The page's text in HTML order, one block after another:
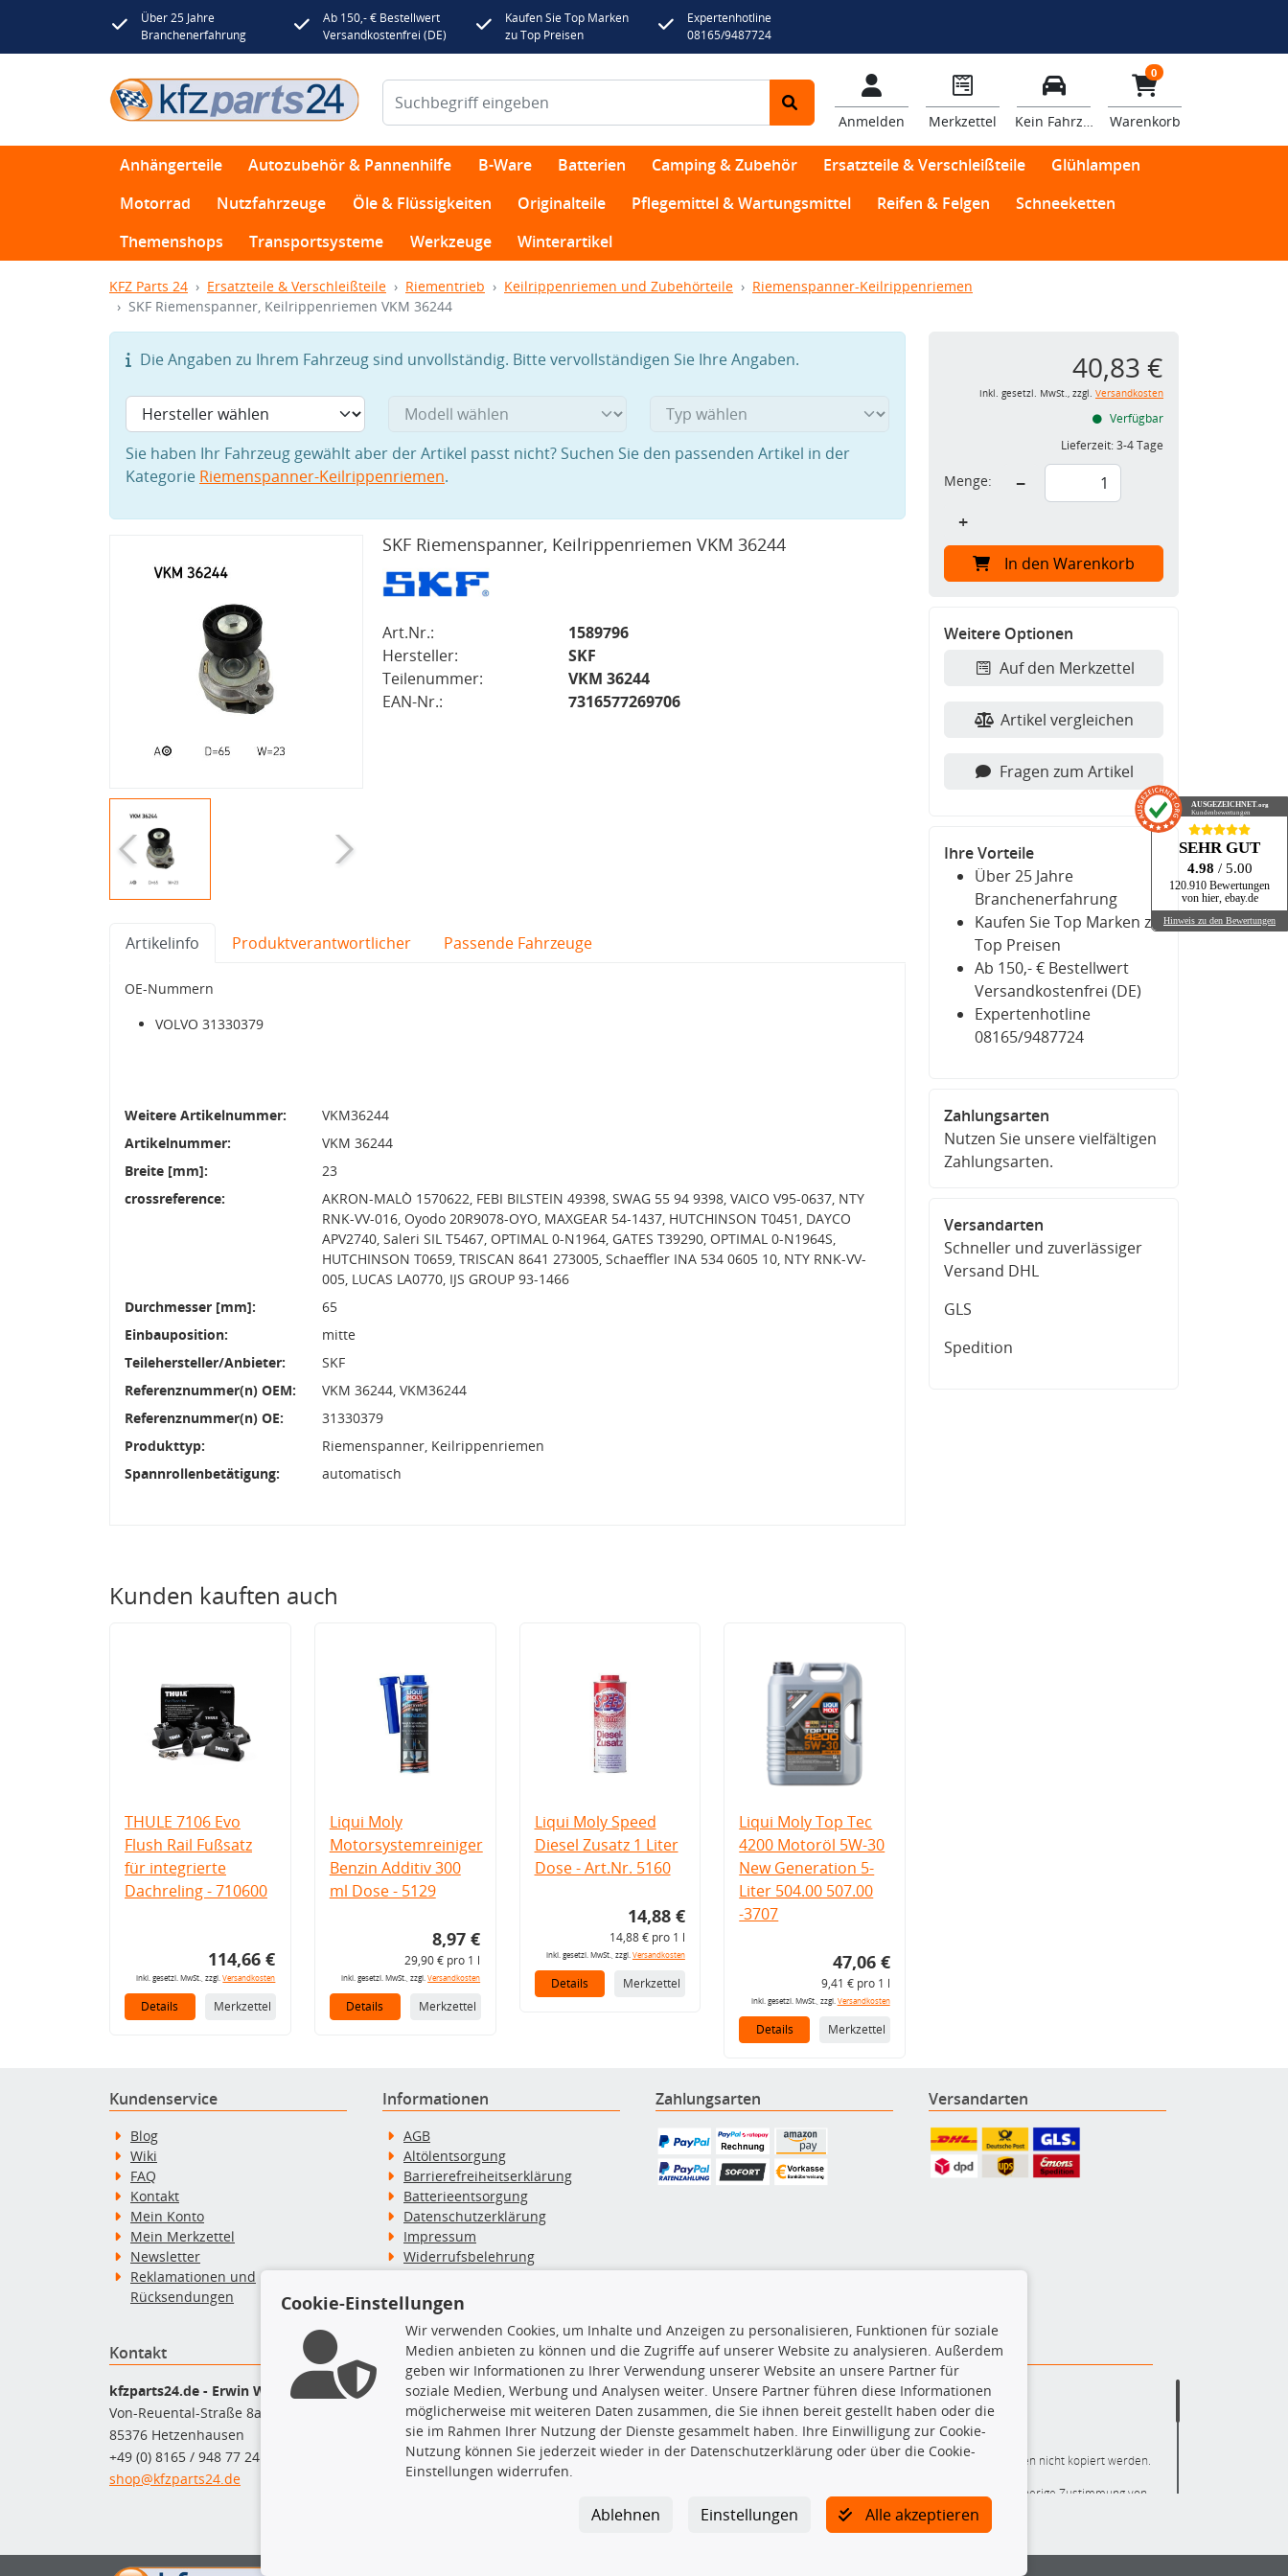
Über 25 Jahre
Branchenerfahrung
Ab 150,- € Bestellwert
Versandkostenfrei (DE)
Kaufen Sie Top Marken
zu Top Preisen
Expertenhotline
08165/9487724
Anmelden Merkzettel Kein Fahrzeug
0
Warenkorb
Anhängerteile Autozubehör & Pannenhilfe B-Ware Batterien Camping & Zubehör Ersatzteile & Verschleißteile
Glühlampen
Motorrad
Nutzfahrzeuge Öle & Flüssigkeiten Originalteile Pflegemittel & Wartungsmittel Reifen & Felgen
Schneeketten
Themenshops
Transportsysteme Werkzeuge Winterartikel
KFZ Parts 24 Ersatzteile & Verschleißteile Riementrieb Keilrippenriemen und Zubehörteile
Riemenspanner-Keilrippenriemen
SKF Riemenspanner, Keilrippenriemen VKM 36244
Die Angaben zu Ihrem Fahrzeug sind unvollständig. Bitte vervollständigen Sie Ihre Angaben.
Sie haben Ihr Fahrzeug gewählt aber der Artikel passt nicht? Suchen Sie den passenden Artikel in der
Kategorie Riemenspanner-Keilrippenriemen.
SKF Riemenspanner, Keilrippenriemen VKM 36244
Art.Nr.:
1589796
Hersteller:
SKF
Teilenummer:
VKM 36244
EAN-Nr.:
7316577269706
Artikelinfo Produktverantwortlicher Passende Fahrzeuge
OE-Nummern
VOLVO 31330379
Weitere Artikelnummer:
VKM36244
Artikelnummer:
VKM 36244
Breite [mm]:
23
crossreference:
AKRON-MALÒ 1570622, FEBI BILSTEIN 49398, SWAG 55 94 9398, VAICO V95-0637, NTY
RNK-VV-016, Oyodo 20R9078-OYO, MAXGEAR 54-1437, HUTCHINSON T0451, DAYCO
APV2740, Saleri SIL T5467, OPTIMAL 0-N1964, GATES T39290, OPTIMAL 0-N1964S,
HUTCHINSON T0659, TRISCAN 8641 273005, Schaeffler INA 534 0605 10, NTY RNK-VV-
005, LUCAS LA0770, IJS GROUP 93-1466
Durchmesser [mm]:
65
Einbauposition:
mitte
Teilehersteller/Anbieter:
SKF
Referenznummer(n) OEM:
VKM 36244, VKM36244
Referenznummer(n) OE:
31330379
Produkttyp:
Riemenspanner, Keilrippenriemen
Spannrollenbetätigung:
automatisch
Kunden kauften auch
THULE 7106 Evo
Flush Rail Fußsatz
für integrierte
Dachreling - 710600
114,66 €
inkl. gesetzl. MwSt., zzgl.Versandkosten
Details Merkzettel
Liqui Moly
Motorsystemreiniger
Benzin Additiv 300
ml Dose - 5129
8,97 €
29,90 € pro 1 l
inkl. gesetzl. MwSt., zzgl.Versandkosten
Details Merkzettel
Liqui Moly Speed
Diesel Zusatz 1 Liter
Dose - Art.Nr. 5160
14,88 €
14,88 € pro 1 l
inkl. gesetzl. MwSt., zzgl. Versandkosten
Details Merkzettel
Liqui Moly Top Tec
4200 Motoröl 5W-30
New Generation 5-
Liter 504.00 507.00
-3707
47,06 €
9,41 € pro 1 l
inkl. gesetzl. MwSt., zzgl. Versandkosten
Details Merkzettel
40,83 €
inkl. gesetzl. MwSt., zzgl. Versandkosten
Verfügbar
Lieferzeit:3-4 Tage
Menge:
−
+
In den Warenkorb
Weitere Optionen
Auf den Merkzettel
Artikel vergleichen
Fragen zum Artikel
Ihre Vorteile
Über 25 Jahre
Branchenerfahrung
Kaufen Sie Top Marken zu
Top Preisen
Ab 150,- € Bestellwert
Versandkostenfrei (DE)
Expertenhotline
08165/9487724
Zahlungsarten
Nutzen Sie unsere vielfältigen
Zahlungsarten.
Versandarten
Schneller und zuverlässiger
Versand DHL
GLS
Spedition
Kundenservice
Blog
Wiki
FAQ
Kontakt
Mein Konto
Mein Merkzettel
Newsletter
Reklamationen und
Rücksendungen
Informationen
AGB
Altölentsorgung
Barrierefreiheitserklärung
Batterieentsorgung
Datenschutzerklärung
Impressum
Widerrufsbelehrung
Widerruf des Vertrags
Zahlung & Versand
Zahlungsarten Versandarten
Kontakt
kfzparts24.de - Erwin Weber GmbH
Von-Reuental-Straße 8a
85376 Hetzenhausen
+49 (0) 8165 / 948 77 24
shop@kfzparts24.de
Top Produkte
Dachboxen
Dachgrundträger
Ersatzteile
Fahrradträger
Motoröle
TecDoc Inside
Die hier angezeigten Daten insbesondere die gesamte Datenbank dürfen nicht kopiert werden.
Es ist zu unterlassen, die Daten oder die gesamte Datenbank ohne vorherige Zustimmung von
TecDoc zu vervielfältigen, zu verbreiten und/oder diese Handlungen durch Dritte ausführen zu
lassen. Ein Zuwiderhandeln stellt eine Urheberrechtsverletzung dar und wird verfolgt.
Bitte prüfen Sie, ob das über unseren Onlineshop identifizierte Ersatzteil auch tatsächlich dem
Cookie-Einstellungen
Wir verwenden Cookies, um Inhalte und Anzeigen zu personalisieren, Funktionen für soziale
Medien anbieten zu können und die Zugriffe auf unserer Website zu analysieren. Außerdem
geben wir Informationen zu Ihrer Verwendung unserer Website an unsere Partner für
soziale Medien, Werbung und Analysen weiter. Unsere Partner führen diese Informationen
möglicherweise mit weiteren Daten zusammen, die Sie ihnen bereit gestellt haben oder die
sie im Rahmen Ihrer Nutzung der Dienste gesammelt haben. Ihre Einwilligung zur Cookie-
Nutzung können Sie jederzeit wieder in der Datenschutzerklärung oder über die Cookie-
Einstellungen widerrufen.
Alle akzeptieren
Einstellungen
Ablehnen
AUSGEZEICHNET.org
Kundenbewertungen
SEHR GUT
4.98 / 5.00
120.910 Bewertungen
von hier, ebay.de
Hinweis zu den Bewertungen